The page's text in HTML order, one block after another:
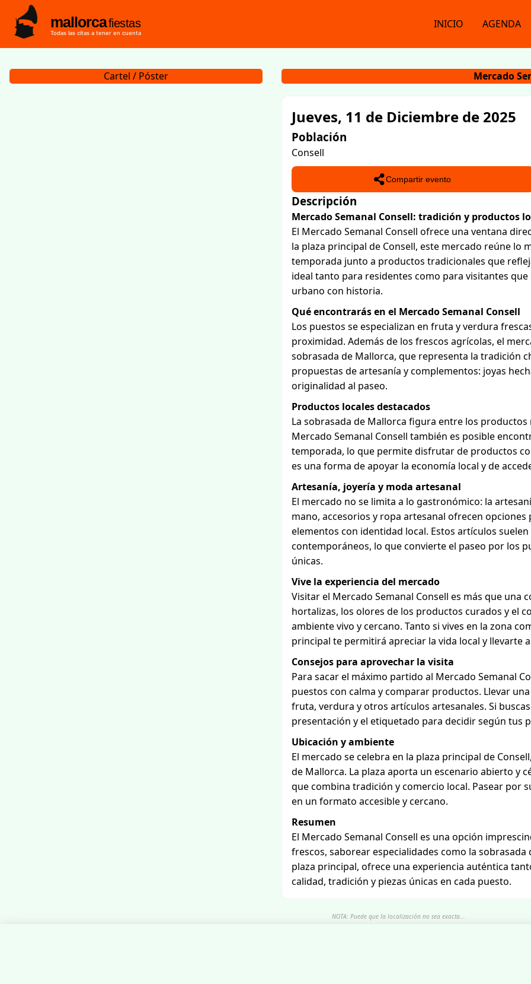
mallorcafiestas
Todas las citas a tener en cuenta
INICIO AGENDA
Cartel / Póster Mercado
Jueves, 11 de Diciembre de 2025
Población
Consell
Compartir evento
Descripción
Mercado Semanal Consell: tradición y productos
El Mercado Semanal Consell ofrece una ventana
la plaza principal de Consell, este mercado reúne
temporada junto a productos tradicionales que
ideal tanto para residentes como para visitantes
urbano con historia.
Qué encontrarás en el Mercado Semanal Consell
Los puestos se especializan en fruta y verdura
proximidad. Además de los frescos agrícolas, el
sobrasada de Mallorca, que representa la tradición
propuestas de artesanía y complementos: joyas
originalidad al paseo.
Productos locales destacados
La sobrasada de Mallorca figura entre los
Mercado Semanal Consell también es posible
temporada, lo que permite disfrutar de productos
es una forma de apoyar la economía local y de
Artesanía, joyería y moda artesanal
El mercado no se limita a lo gastronómico: la
mano, accesorios y ropa artesanal ofrecen
elementos con identidad local. Estos artículos
contemporáneos, lo que convierte el paseo por los
únicas.
Vive la experiencia del mercado
Visitar el Mercado Semanal Consell es más que una
hortalizas, los olores de los productos curados y el
ambiente vivo y cercano. Tanto si vives en la zona
principal te permitirá apreciar la vida local y llevarte
Consejos para aprovechar la visita
Para sacar el máximo partido al Mercado Semanal
puestos con calma y comparar productos. Llevar
fruta, verdura y otros artículos artesanales. Si
presentación y el etiquetado para decidir según tus
Ubicación y ambiente
El mercado se celebra en la plaza principal de
de Mallorca. La plaza aporta un escenario abierto y
que combina tradición y comercio local. Pasear por
en un formato accesible y cercano.
Resumen
El Mercado Semanal Consell es una opción
frescos, saborear especialidades como la
plaza principal, ofrece una experiencia auténtica
calidad, tradición y piezas únicas en cada puesto.
NOTA: Puede que la localización no sea exacta...